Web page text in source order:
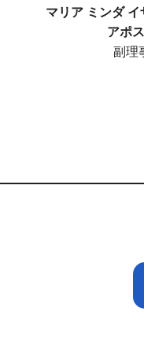
マリア ミンダ
アポ
副理